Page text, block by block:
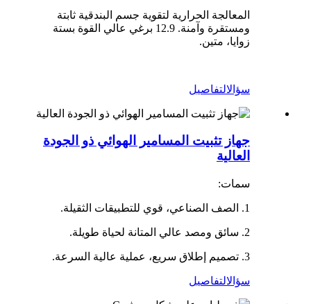
المعالجة الحرارية لتقوية جسم البندقية ثابتة
ومستقرة وآمنة. 12.9 برغي عالي القوة بستة
زوايا، متين.
سؤالالتفاصيل
جهاز تثبيت المسامير الهوائي ذو الجودة
العالية
سمات:
1. الصف الصناعي، قوي للتطبيقات الثقيلة.
2. سائق ومصد عالي المتانة لحياة طويلة.
3. تصميم إطلاق سريع، عملية عالية السرعة.
سؤالالتفاصيل